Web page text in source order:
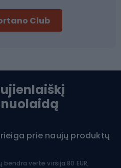
Club
nuolaidą
prie naujų produktų
vertė viršija 80 EUR,